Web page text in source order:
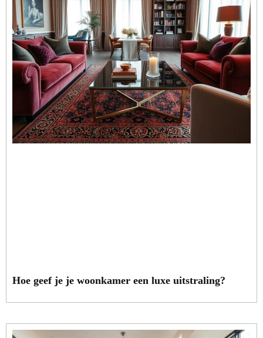
Hoe geef je je woonkamer een luxe uitstraling?